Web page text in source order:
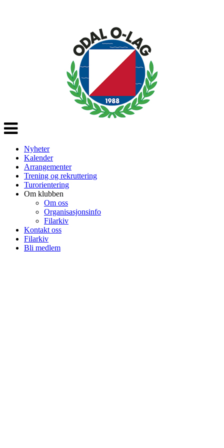
Veksle
navigasjon
Nyheter
Kalender
Arrangementer
Trening og rekruttering
Turorientering
Om klubben
Om oss
Organisasjonsinfo
Filarkiv
Kontakt oss
Filarkiv
Bli medlem